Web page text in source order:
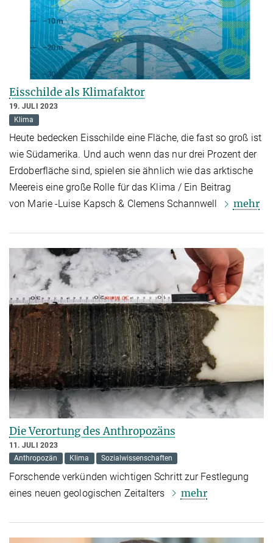
Eisschilde als Klimafaktor
19. JULI 2023
Klima
Heute bedecken Eisschilde eine Fläche, die fast so groß ist
wie Südamerika. Und auch wenn das nur drei Prozent der
Erdoberfläche sind, spielen sie ähnlich wie das arktische
Meereis eine große Rolle für das Klima / Ein Beitrag
von Marie -Luise Kapsch & Clemens Schannwell
mehr
Die Verortung des Anthropozäns
11. JULI 2023
Anthropozän
Klima Sozialwissenschaften
Forschende verkünden wichtigen Schritt zur Festlegung
eines neuen geologischen Zeitalters
mehr